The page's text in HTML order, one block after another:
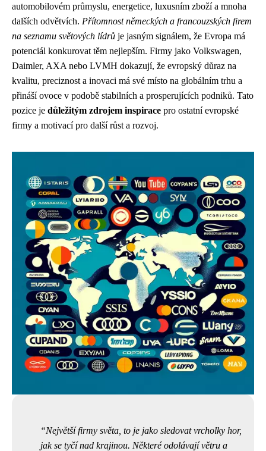
automobilovém průmyslu, energetice, luxusním zboží a mnoha
dalších odvětvích. Přítomnost německých a francouzských firem
na seznamu světových lídrů je jasným signálem, že Evropa má
potenciál konkurovat těm nejlepším. Firmy jako Volkswagen,
Daimler, AXA nebo LVMH dokazují, že evropský důraz na
kvalitu, preciznost a inovaci má své místo na globálním trhu a
přináší ovoce v podobě stabilních a prosperujících podniků. Tato
pozice je důležitým zdrojem inspirace pro ostatní evropské
firmy a motivací pro další růst a rozvoj.
Největší firmy světa, to je jako sledovat vrcholky hor,
jak se tyčí nad krajinou. Některé odolávají větru a